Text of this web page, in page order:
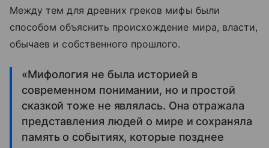
Между тем для древних греков мифы были
способом объяснить происхождение мира, власти,
обычаев и собственного прошлого.
«Мифология не была историей в
современном понимании, но и простой
сказкой тоже не являлась. Она отражала
представления людей о мире и сохраняла
память о событиях, которые позднее